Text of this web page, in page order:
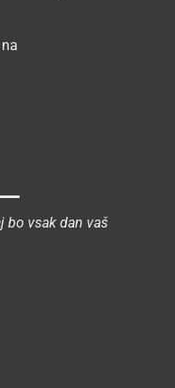
bo vsak dan vaš